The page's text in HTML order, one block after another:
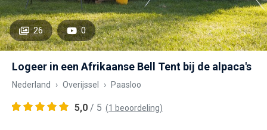
26 0
Logeer in een Afrikaanse Bell Tent bij de alpaca's
Nederland Overijssel Paasloo
5,0 / 5 (1 beoordeling)